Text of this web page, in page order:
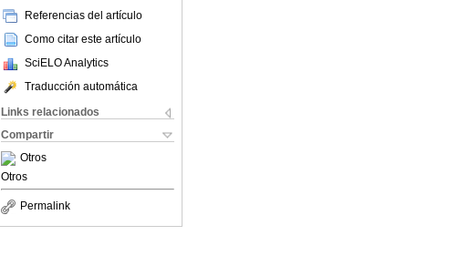
Referencias del artículo
Como citar este artículo
SciELO Analytics
Traducción automática
Links relacionados
Compartir
Otros
Otros
Permalink